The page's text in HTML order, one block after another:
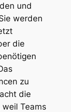
und
werden
die
zu
die
Teams